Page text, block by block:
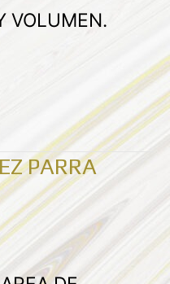
VOLUMEN.
PARRA